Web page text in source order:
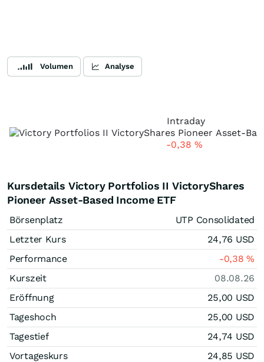
Volumen Analyse
Intraday
-0,38 %
Kursdetails Victory Portfolios II VictoryShares
Pioneer Asset-Based Income ETF
Börsenplatz
UTP Consolidated
Letzter Kurs
24,76 USD
Performance
-0,38%
Kurszeit
08.08.26
Eröffnung
25,00 USD
Tageshoch
25,00 USD
Tagestief
24,74 USD
Vortageskurs
24,85 USD